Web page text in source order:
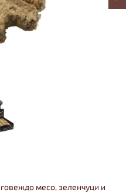
месо, зеленчуци и